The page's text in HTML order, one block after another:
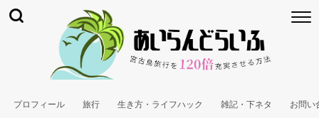
プロフィール 旅行 生き方・ライフハック 雑記・下ネタ お問い